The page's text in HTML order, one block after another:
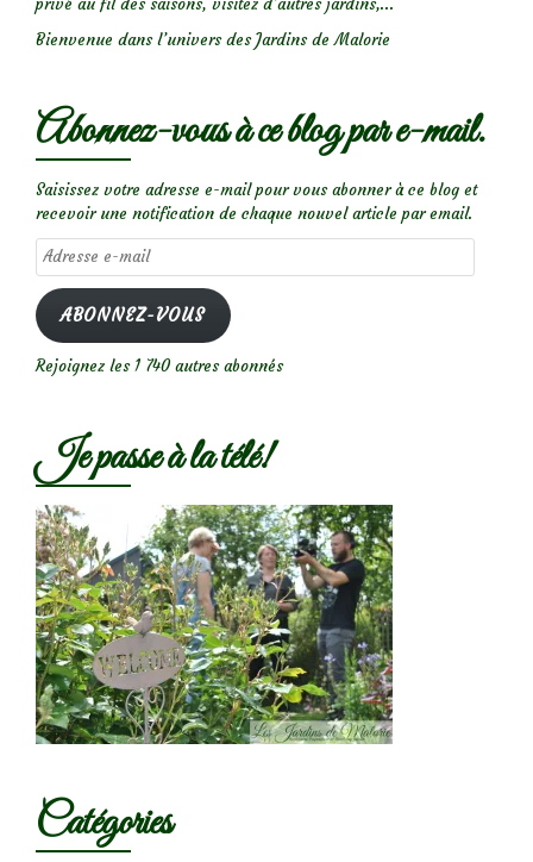
Bienvenue dans l’univers des Jardins de Malorie
Abonnez-vous à ce blog par e-mail.
Saisissez votre adresse e-mail pour vous abonner à ce blog et
recevoir une notification de chaque nouvel article par email.
Adresse
e-
mail
ABONNEZ-VOUS
Rejoignez les 1 740 autres abonnés
Je passe à la télé!
Catégories